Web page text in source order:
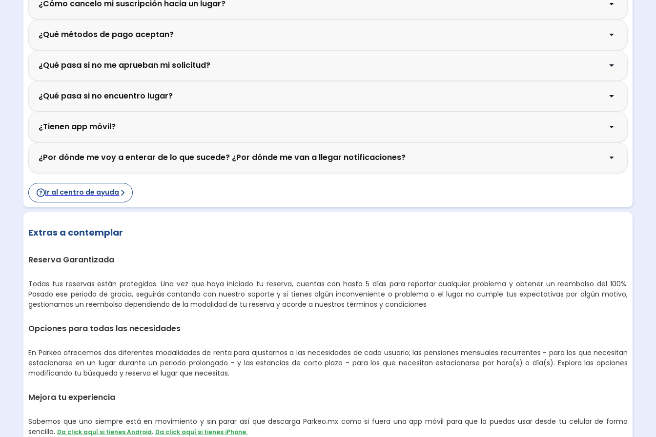
¿Cómo cancelo mi suscripción hacia un lugar?
¿Qué métodos de pago aceptan?
¿Qué pasa si no me aprueban mi solicitud?
¿Qué pasa si no encuentro lugar?
¿Tienen app móvil?
¿Por dónde me voy a enterar de lo que sucede? ¿Por dónde me van a llegar notificaciones?
Ir al centro de ayuda
Extras a contemplar
Reserva Garantizada
Todas tus reservas están protegidas. Una vez que haya iniciado tu reserva, cuentas con hasta 5 días para reportar cualquier problema y obtener un reembolso del 100%.
Pasado ese periodo de gracia, seguirás contando con nuestro soporte y si tienes algún inconveniente o problema o el lugar no cumple tus expectativas por algún motivo,
gestionamos un reembolso dependiendo de la modalidad de tu reserva y acorde a nuestros términos y condiciones
Opciones para todas las necesidades
En Parkeo ofrecemos dos diferentes modalidades de renta para ajustarnos a las necesidades de cada usuario; las pensiones mensuales recurrentes - para los que necesitan
estacionarse en un lugar durante un periodo prolongado - y las estancias de corto plazo - para los que necesitan estacionarse por hora(s) o día(s). Explora las opciones
modificando tu búsqueda y reserva el lugar que necesitas.
Mejora tu experiencia
Sabemos que uno siempre está en movimiento y sin parar así que descarga Parkeo.mx como si fuera una app móvil para que la puedas usar desde tu celular de forma
sencilla. Da click aquí si tienes Android. Da click aquí si tienes iPhone.